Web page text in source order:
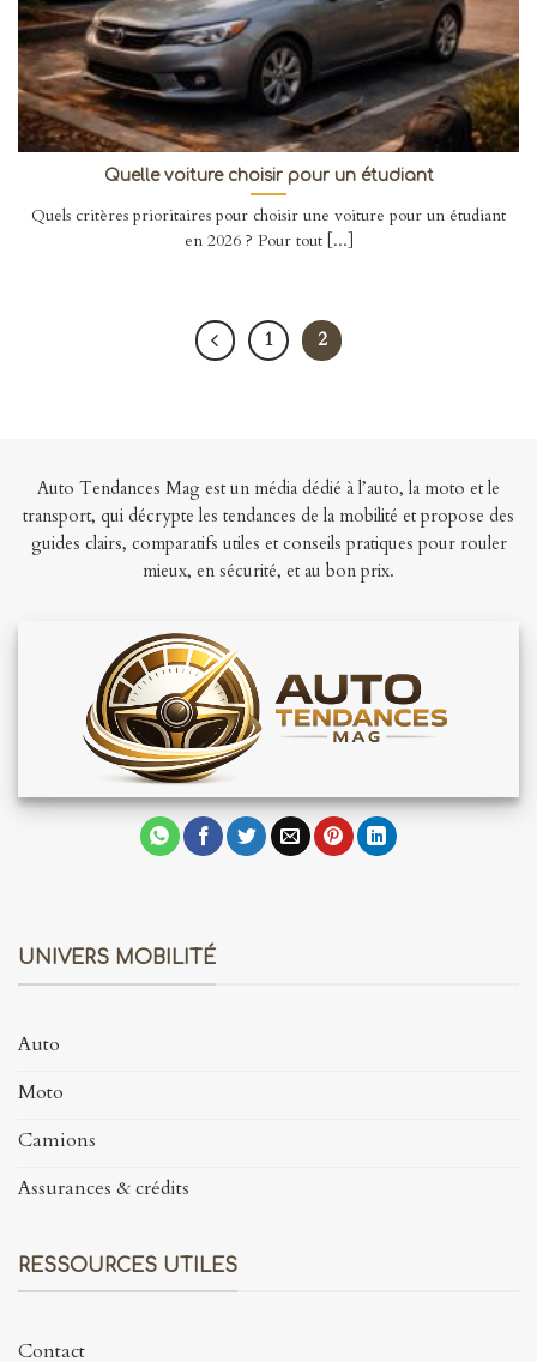
Quelle voiture choisir pour un étudiant
Quels critères prioritaires pour choisir une voiture pour un étudiant
en 2026 ? Pour tout [...]
1 2
Auto Tendances Mag est un média dédié à l’auto, la moto et le
transport, qui décrypte les tendances de la mobilité et propose des
guides clairs, comparatifs utiles et conseils pratiques pour rouler
mieux, en sécurité, et au bon prix.
UNIVERS MOBILITÉ
Auto
Moto
Camions
Assurances & crédits
RESSOURCES UTILES
Contact